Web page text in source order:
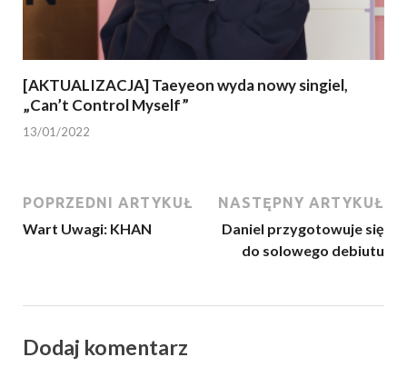
[AKTUALIZACJA] Taeyeon wyda nowy singiel,
„Can’t Control Myself”
13/01/2022
POPRZEDNI ARTYKUŁ
Wart Uwagi: KHAN
NASTĘPNY ARTYKUŁ
Daniel przygotowuje się
do solowego debiutu
Dodaj komentarz